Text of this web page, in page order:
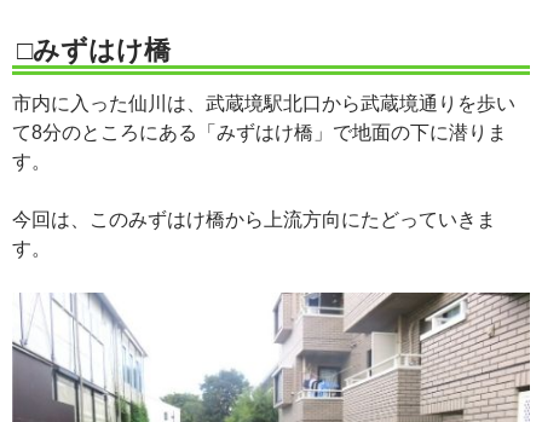
□みずはけ橋
市内に入った仙川は、武蔵境駅北口から武蔵境通りを歩い
て8分のところにある「みずはけ橋」で地面の下に潜りま
す。
今回は、このみずはけ橋から上流方向にたどっていきま
す。